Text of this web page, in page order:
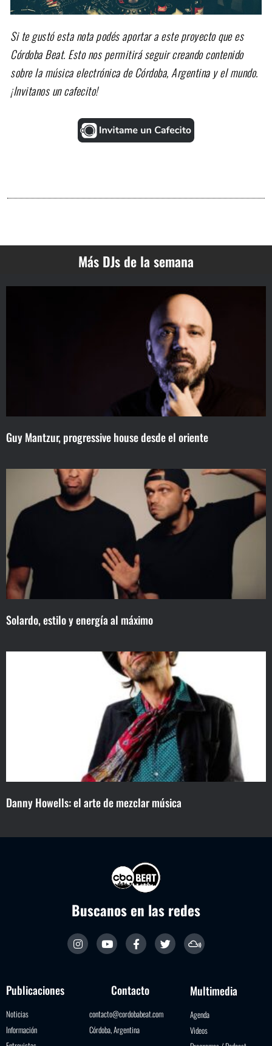
Si te gustó esta nota podés aportar a este proyecto que es
Córdoba Beat. Esto nos permitirá seguir creando contenido
sobre la música electrónica de Córdoba, Argentina y el mundo.
¡Invitanos un cafecito!
Más DJs de la semana
Guy Mantzur, progressive house desde el oriente
Solardo, estilo y energía al máximo
Danny Howells: el arte de mezclar música
Buscanos en las redes
Publicaciones
Noticias
Información
Contacto
contacto@cordobabeat.com
Córdoba, Argentina
Multimedia
Agenda
Videos